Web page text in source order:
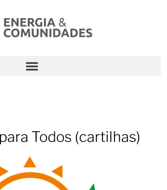
Todos (cartilhas)